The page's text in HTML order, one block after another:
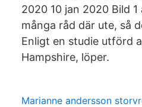
2020 10 jan 2020 Bild
många råd där ute, så
Enligt en studie utförd
Hampshire, löper.
Marianne andersson